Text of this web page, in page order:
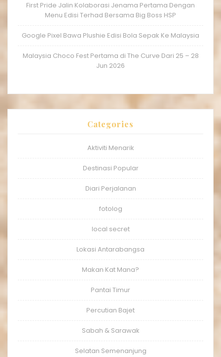
First Pride Jalin Kolaborasi Jenama Pertama Dengan
Menu Edisi Terhad Bersama Big Boss HSP
Google Pixel Bawa Plushie Edisi Bola Sepak Ke Malaysia
Malaysia Choco Fest Pertama di The Curve Dari 25 – 28
Jun 2026
Categories
Aktiviti Menarik
Destinasi Popular
Diari Perjalanan
fotolog
local secret
Lokasi Antarabangsa
Makan Kat Mana?
Pantai Timur
Percutian Bajet
Sabah & Sarawak
Selatan Semenanjung